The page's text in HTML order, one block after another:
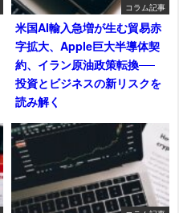
コラム記事
米国AI輸入急増が生む貿易赤
字拡大、Apple巨大半導体契
約、イラン原油政策転換──
投資とビジネスの新リスクを
読み解く